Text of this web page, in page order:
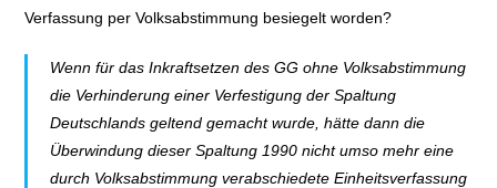
Verfassung per Volksabstimmung besiegelt worden?
Wenn für das Inkraftsetzen des GG ohne Volksabstimmung
die Verhinderung einer Verfestigung der Spaltung
Deutschlands geltend gemacht wurde, hätte dann die
Überwindung dieser Spaltung 1990 nicht umso mehr eine
durch Volksabstimmung verabschiedete Einheitsverfassung